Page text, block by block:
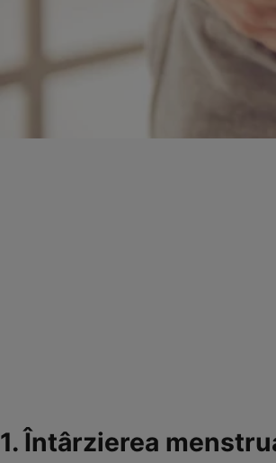
1. Întârzierea